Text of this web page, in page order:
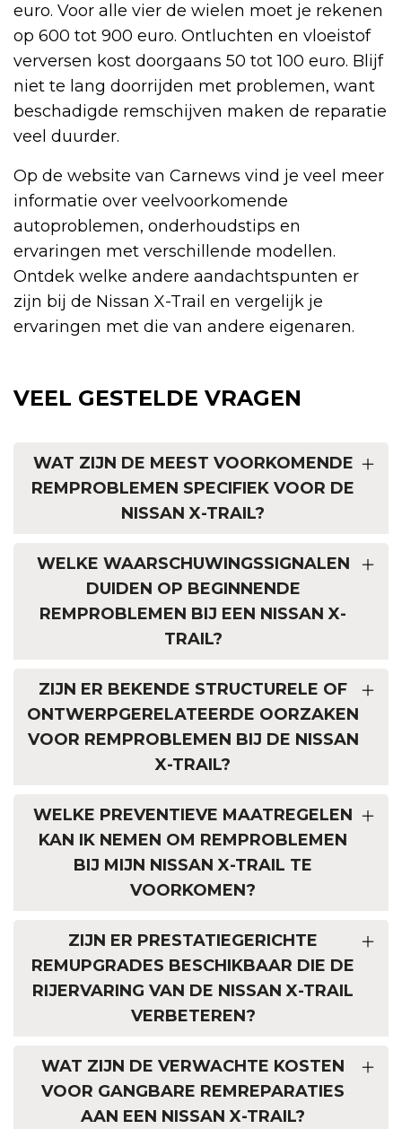
euro. Voor alle vier de wielen moet je rekenen
op 600 tot 900 euro. Ontluchten en vloeistof
verversen kost doorgaans 50 tot 100 euro. Blijf
niet te lang doorrijden met problemen, want
beschadigde remschijven maken de reparatie
veel duurder.
Op de website van Carnews vind je veel meer
informatie over veelvoorkomende
autoproblemen, onderhoudstips en
ervaringen met verschillende modellen.
Ontdek welke andere aandachtspunten er
zijn bij de Nissan X-Trail en vergelijk je
ervaringen met die van andere eigenaren.
VEEL GESTELDE VRAGEN
WAT ZIJN DE MEEST VOORKOMENDE
REMPROBLEMEN SPECIFIEK VOOR DE
NISSAN X-TRAIL?
WELKE WAARSCHUWINGSSIGNALEN
DUIDEN OP BEGINNENDE
REMPROBLEMEN BIJ EEN NISSAN X-
TRAIL?
ZIJN ER BEKENDE STRUCTURELE OF
ONTWERPGERELATEERDE OORZAKEN
VOOR REMPROBLEMEN BIJ DE NISSAN
X-TRAIL?
WELKE PREVENTIEVE MAATREGELEN
KAN IK NEMEN OM REMPROBLEMEN
BIJ MIJN NISSAN X-TRAIL TE
VOORKOMEN?
ZIJN ER PRESTATIEGERICHTE
REMUPGRADES BESCHIKBAAR DIE DE
RIJERVARING VAN DE NISSAN X-TRAIL
VERBETEREN?
WAT ZIJN DE VERWACHTE KOSTEN
VOOR GANGBARE REMREPARATIES
AAN EEN NISSAN X-TRAIL?